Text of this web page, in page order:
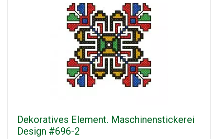
Dekoratives Element. Maschinenstickerei
Design #696-2